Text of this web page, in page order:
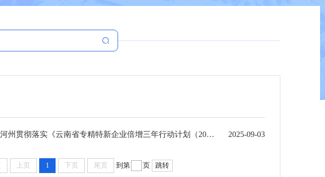
红河州人民政府办公室关于做好红河州贯彻落实《云南省专精特新企业倍增三年行动计划（2025—2... 2025-09-03
上页 1 下页 尾页 到第 页 跳转